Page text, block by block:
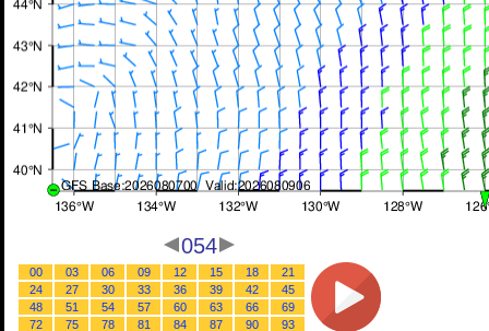
054
00 03 06 09 12 15 18
21
24
27 30 33 36 39 42
45
48
51 54 57 60 63 66
69
72
75 78 81 84 87 90 93